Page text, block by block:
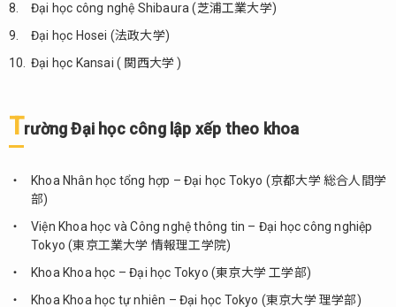
Đại
học
lập xếp
2.
trường
Đại
khối
ngành
Khoa
Đại học công nghệ Shibaura (芝浦工業大学)
Đại học Hosei (法政大学)
Đại học Kansai ( 関西大学 )
Trường Đại học công lập xếp theo khoa
Khoa Nhân học tổng hợp – Đại học Tokyo (京都大学 総合人間学
部)
Viện Khoa học và Công nghệ thông tin – Đại học công nghiệp
Tokyo (東京工業大学 情報理工学院)
Khoa Khoa học – Đại học Tokyo (東京大学 工学部)
Khoa Khoa học tự nhiên – Đại học Tokyo (東京大学 理学部)